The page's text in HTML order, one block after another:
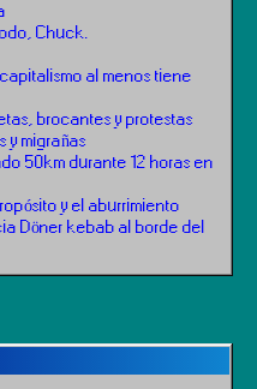
Chuck.
al menos tiene
brocantes y protestas
y migrañas
50km durante 12 horas en
y el aburrimiento
Döner kebab al borde del